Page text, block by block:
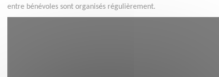
entre bénévoles sont organisés régulièrement.